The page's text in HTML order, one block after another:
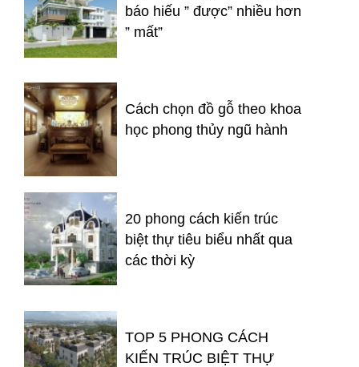
báo hiếu ” được” nhiều hơn
” mất”
Cách chọn đồ gỗ theo khoa
học phong thủy ngũ hành
20 phong cách kiến trúc
biệt thự tiêu biểu nhất qua
các thời kỳ
TOP 5 PHONG CÁCH
KIẾN TRÚC BIỆT THỰ